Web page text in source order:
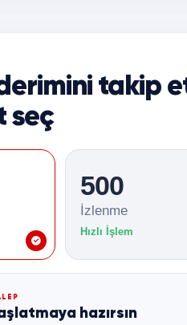
takip
seç
500
İzlenme
Hızlı İşlem
hazırsın